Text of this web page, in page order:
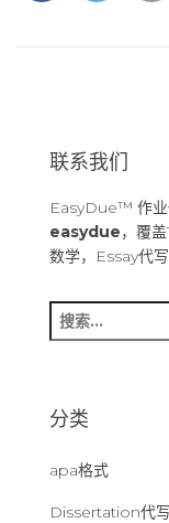
联系我们
EasyDue™ 作业
easydue，覆
数学，Essay代写
搜
索
分类
apa格式
Dissertation代写